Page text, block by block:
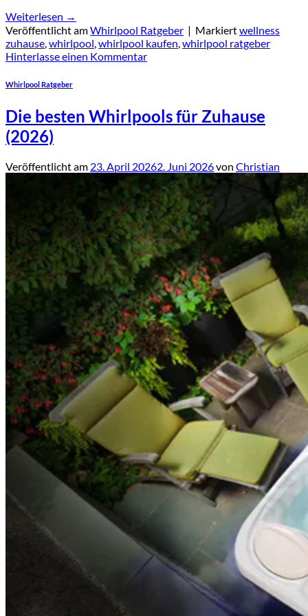
Weiterlesen →
Veröffentlicht amWhirlpool Ratgeber | Markiertwellness
zuhause,whirlpool,whirlpool kaufen,whirlpool ratgeber
Hinterlasse einen Kommentar
Whirlpool Ratgeber
Die besten Whirlpools für Zuhause
(2026)
Veröffentlicht am 23. April 20262. Juni 2026von Christian